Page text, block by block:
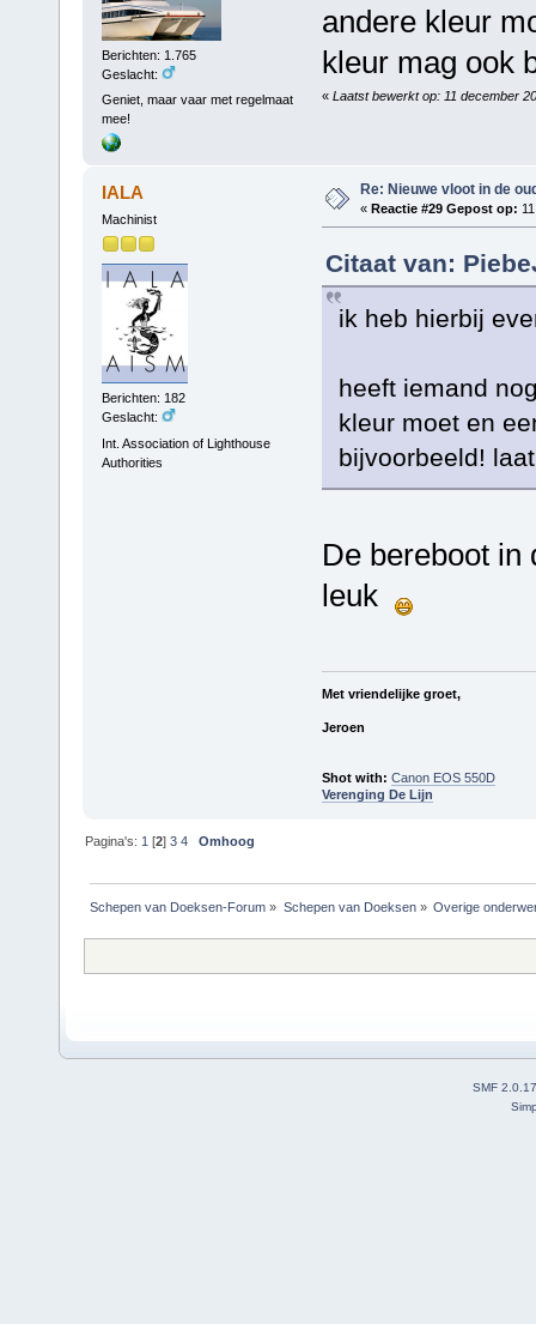
Berichten: 1.765
Geslacht:
Geniet, maar vaar met regelmaat
mee!
andere kleur
kleur mag ook
« Laatst bewerkt op: 11 december
IALA
Machinist
Berichten: 182
Geslacht:
Int. Association of Lighthouse
Authorities
Re: Nieuwe vloot in de
« Reactie #29 Gepost op:
Citaat van:
ik heb hierbij
heeft iemand
kleur moet en
bijvoorbeeld!
De bereboot in
leuk
Met vriendelijke groet,
Jeroen
Shot with: Canon EOS 550D
Verenging De Lijn
Pagina's: 1 [2]3 4 Omhoog
Schepen van Doeksen-Forum » Schepen van Doeksen» Overige
SMF 2.0.17